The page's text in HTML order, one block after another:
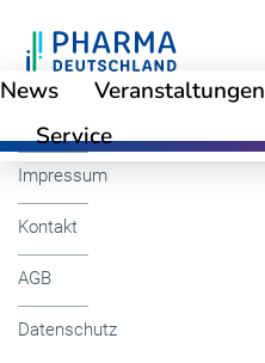
News Veranstaltungen
Service
Cookie-Einstellungen
Impressum
Kontakt
AGB
Datenschutz